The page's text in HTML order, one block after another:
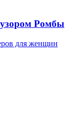
Ромбы
для женщин